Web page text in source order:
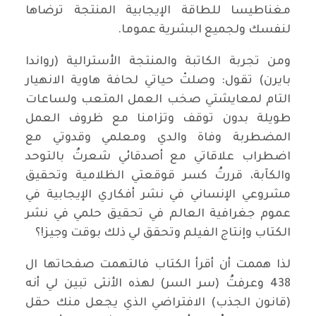
مغناطيسا للطاقة الإيجابية المنتجة ترضاها
لنفسك ولجميع البشرية عموما.
ومن تجربة الكاتبة والمنتجة الأسترالية (رواندا
بايرن) تقول: وصلتْ حياتي لحافة هاوية الانهيار
التام لمعايشتي صخب العمل المتعب ولساعات
طويلة بدون توقف وتزامنا مع ظروف العمل
المضطربة وفاة والدي ومعلمي وقدوتي مع
اضطراب علاقاتي مع أصدقائي شعرتُ بالتوحد
والكآبة، قررتُ كسر قوقعتي الظلامية وتحقيق
مشروعي الإنساني في نشر أفكاري الإيجابية في
عموم جغرافية العالم في تحقيق حلمي في نشر
الكتاب وإنتاج الفيلم وتحقق لي ذلك بوقت وجيز!؟
لذا هممت أن أقرأ الكتاب فالتهمت صفحاتها ال
438 وعرفتُ (سر السر) لهذه الأنثى تبين لي أنه
(قانون الجذب) الافتراضي الذي يجعل منك حقل